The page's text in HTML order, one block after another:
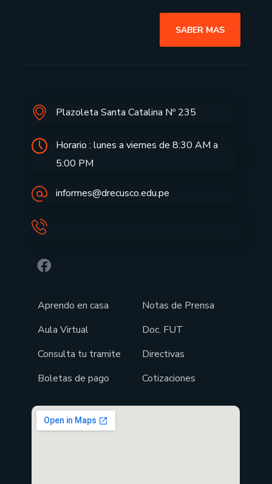
SABER MAS
Plazoleta Santa Catalina Nº 235
Horario : lunes a viernes de 8:30 AM a
5:00 PM
informes@drecusco.edu.pe
Aprendo en casa
Aula Virtual
Consulta tu tramite
Boletas de pago
Notas de Prensa
Doc. FUT
Directivas
Cotizaciones